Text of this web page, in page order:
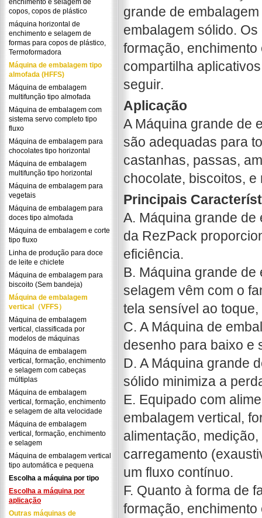
enchimento e selagem de
copos, copos de plástico
máquina horizontal de
enchimento e selagem de
formas para copos de plástico,
Termoformadora
Máquina de embalagem tipo
almofada (HFFS)
Máquina de embalagem
multifunção tipo almofada
Máquina de embalagem com
sistema servo completo tipo
fluxo
Máquina de embalagem para
chocolates tipo horizontal
Máquina de embalagem
multifunção tipo horizontal
Máquina de embalagem para
vegetais
Máquina de embalagem para
doces tipo almofada
Máquina de embalagem e corte
tipo fluxo
Linha de produção para doce
de leite e chiclete
Máquina de embalagem para
biscoito (Sem bandeja)
Máquina de embalagem
vertical（VFFS）
Máquina de embalagem
vertical, classificada por
modelos de máquinas
Máquina de embalagem
vertical, formação, enchimento
e selagem com cabeças
múltiplas
Máquina de embalagem
vertical, formação, enchimento
e selagem de alta velocidade
Máquina de embalagem
vertical, formação, enchimento
e selagem
Máquina de embalagem vertical
tipo automática e pequena
Escolha a máquina por tipo
Escolha a máquina por
aplicação
Outras máquinas de
grande de
embalagem sólido.
formação,
compartilha
seguir.
Aplicação
A Máquina grande de
são adequadas para
castanhas, passas,
chocolate, biscoitos, e
Principais
A. Máquina grande de
da RezPack
eficiência.
B. Máquina grande
selagem vêm com o
tela sensível ao
C. A Máquina de
desenho para baixo e
D. A Máquina grande
sólido minimiza a
E. Equipado com
embalagem vertical,
alimentação,
carregamento
um fluxo contínuo.
F. Quanto à forma de
formação,